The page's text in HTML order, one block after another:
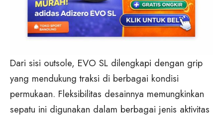
Dari sisi outsole, EVO SL dilengkapi dengan grip
yang mendukung traksi di berbagai kondisi
permukaan. Fleksibilitas desainnya memungkinkan
sepatu ini digunakan dalam berbagai jenis aktivitas